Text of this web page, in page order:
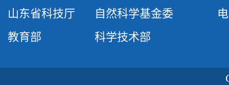
山东省科技厅
自然科学基金委
教育部
科学技术部